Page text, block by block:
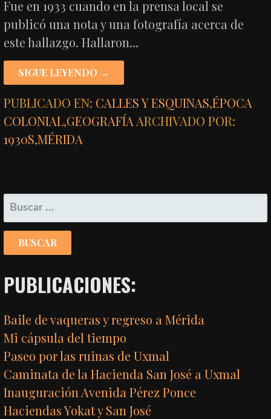
Fue en 1933 cuando en la prensa local se
publicó una nota y una fotografía acerca de
este hallazgo. Hallaron…
SIGUE LEYENDO →
PUBLICADO EN: CALLES Y ESQUINAS,ÉPOCA
COLONIAL,GEOGRAFÍA ARCHIVADO POR:
1930S,MÉRIDA
BUSCAR:
PUBLICACIONES:
Baile de vaqueras y regreso a Mérida
Mi cápsula del tiempo
Paseo por las ruinas de Uxmal
Caminata de la Hacienda San José a Uxmal
Inauguración Avenida Pérez Ponce
Haciendas Yokat y San José